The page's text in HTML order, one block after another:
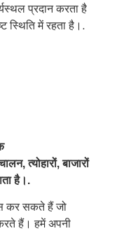
प्रदान करता है
स्थिति में रहता है।.
त्योहारों, बाजारों
है।.
कर सकते हैं जो
हैं। हमें अपनी